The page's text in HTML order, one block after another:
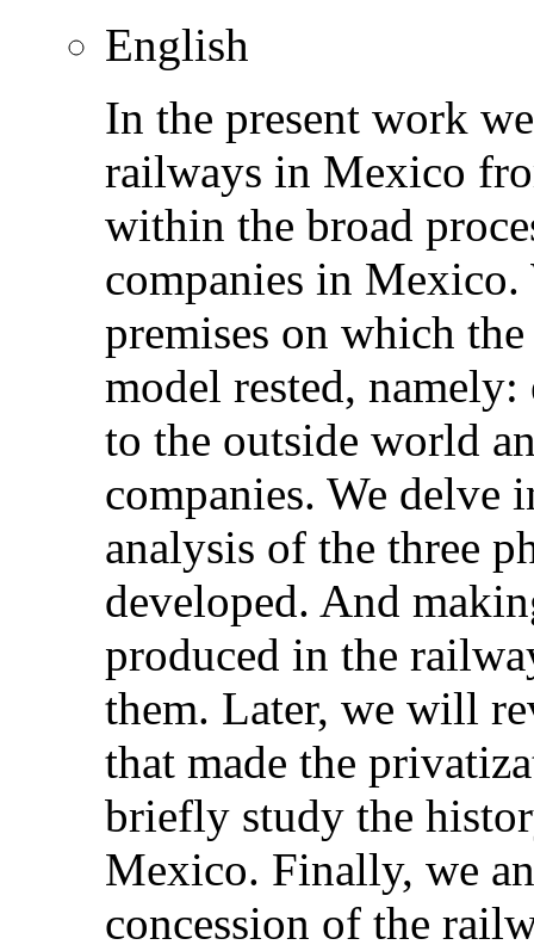
English
In the present work
railways in Mexico
within the broad
companies in
premises on which
model rested,
to the outside world
companies. We delve
analysis of the three
developed. And
produced in the
them. Later, we will
that made the
briefly study the
Mexico. Finally, we
concession of the